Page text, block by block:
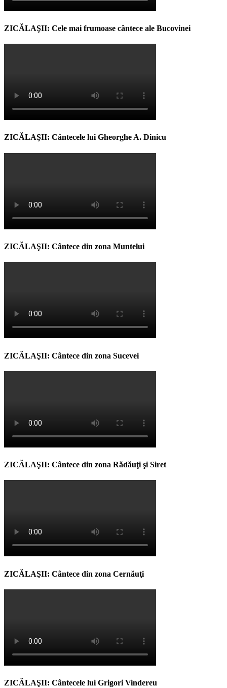
ZICĂLAŞII: Cele mai frumoase cântece ale Bucovinei
ZICĂLAŞII: Cântecele lui Gheorghe A. Dinicu
ZICĂLAŞII: Cântece din zona Muntelui
ZICĂLAŞII: Cântece din zona Sucevei
ZICĂLAŞII: Cântece din zona Rădăuţi şi Siret
ZICĂLAŞII: Cântece din zona Cernăuţi
ZICĂLAŞII: Cântecele lui Grigori Vindereu